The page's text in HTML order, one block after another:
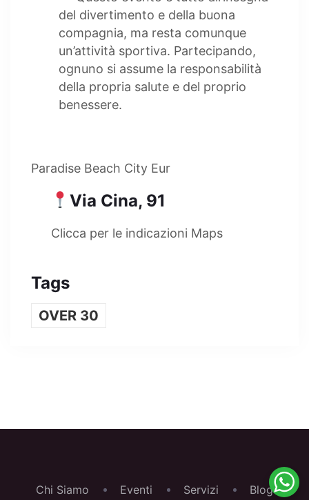
del divertimento e della buona
compagnia, ma resta comunque
un’attività sportiva. Partecipando,
ognuno si assume la responsabilità
della propria salute e del proprio
benessere.
Paradise Beach City Eur
Via Cina, 91
Clicca per le indicazioni Maps
Tags
OVER 30
Chi Siamo Eventi Servizi Blog